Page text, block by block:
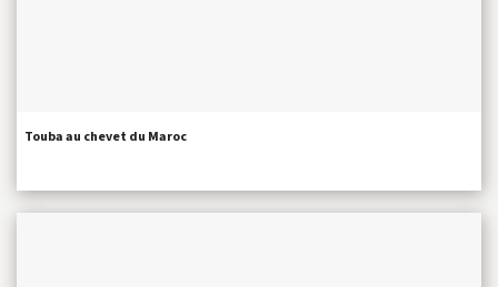
Touba au chevet du Maroc